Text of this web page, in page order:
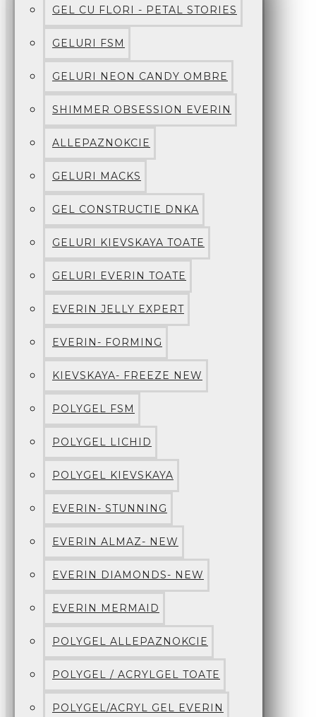
GEL CU FLORI - PETAL STORIES
GELURI FSM
GELURI NEON CANDY OMBRE
SHIMMER OBSESSION EVERIN
ALLEPAZNOKCIE
GELURI MACKS
GEL CONSTRUCTIE DNKA
GELURI KIEVSKAYA TOATE
GELURI EVERIN TOATE
EVERIN JELLY EXPERT
EVERIN- FORMING
KIEVSKAYA- FREEZE NEW
POLYGEL FSM
POLYGEL LICHID
POLYGEL KIEVSKAYA
EVERIN- STUNNING
EVERIN ALMAZ- NEW
EVERIN DIAMONDS- NEW
EVERIN MERMAID
POLYGEL ALLEPAZNOKCIE
POLYGEL / ACRYLGEL TOATE
POLYGEL/ACRYL GEL EVERIN